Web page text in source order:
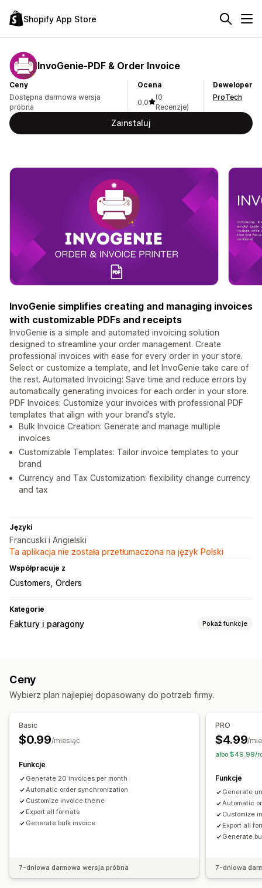
Shopify App Store
InvoGenie‑PDF & Order Invoice
Ceny
Dostępna darmowa wersja
próbna
Ocena
0,0
(0
Recenzje)
Deweloper
ProTech
Zainstaluj
InvoGenie simplifies creating and managing invoices
with customizable PDFs and receipts
InvoGenie is a simple and automated invoicing solution
designed to streamline your order management. Create
professional invoices with ease for every order in your store.
Select or customize a template, and let InvoGenie take care of
the rest. Automated Invoicing: Save time and reduce errors by
automatically generating invoices for each order in your store.
PDF Invoices: Customize your invoices with professional PDF
templates that align with your brand’s style.
Bulk Invoice Creation: Generate and manage multiple
invoices
Customizable Templates: Tailor invoice templates to your
brand
Currency and Tax Customization: flexibility change currency
and tax
Języki
Francuski i Angielski
Ta aplikacja nie została przetłumaczona na język Polski
Współpracuje z
Customers Orders
Kategorie
Faktury i paragony Pokaż funkcje
Potwierdzenia zamówienia
Dokumenty celne Specyfikacja towarów
Dostosowanie
Obliczanie podatku
Wielowalutowe Wielojęzyczne
Zarządzanie plikami
Pobieranie zbiorcze
Ceny
Wybierz plan najlepiej dopasowany do potrzeb firmy.
Basic
$0.99/miesiąc
Funkcje
Generate 20 invoices per month
Automatic order synchronization
Customize invoice theme
Export all formats
Generate bulk invoice
7-dniowa darmowa wersja próbna
PRO
$4.99/
albo $49.99/
Funkcje
Generate
Automatic
Customize
Export all
Generate
7-dniowa